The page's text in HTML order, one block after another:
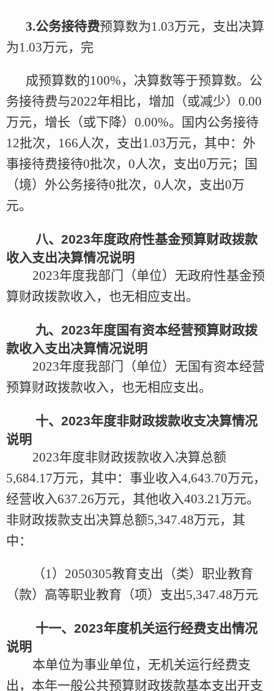
3.公务接待费预算数为1.03万元，支出决算
为1.03万元，完
成预算数的100%，决算数等于预算数。公
务接待费与2022年相比，增加（或减少） 0.00
万元，增长 （或下降） 0.00%。
国内公务接待
12批次， 166人次，支出1.03万元，其中：外
事接待费接待0批次，0人次，支出0万元；国
（境）外公务接待0批次，0人次，支出0万
元。
八、 2023年度政府性基金预算财政拨款
收入支出决算情况说明
2023年度我部门（单位）无政府性基金预
算财政拨款收入，也无相应支出。
九、 2023年度国有资本经营预算财政拨
款收入支出决算情况说明
2023年度我部门（单位）无国有资本经营
预算财政拨款收入，也无相应支出。
十、 2023年度非财政拨款收支决算情况
说明
2023年度非财政拨款收入决算总额
5,684.17万元，其中：事业收入4,643.70万元，
经营收入637.26万元，其他收入403.21万元。
非财政拨款支出决算总额5,347.48万元，其
中：
（1） 2050305教育支出（类）职业教育
（款）高等职业教育（项）支出5,347.48万元
十一、 2023年度机关运行经费支出情况
说明
本单位为事业单位，无机关运行经费支
出，本年一般公共预算财政拨款基本支出开支